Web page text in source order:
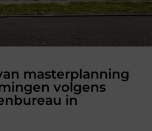
masterplanning
volgens
in